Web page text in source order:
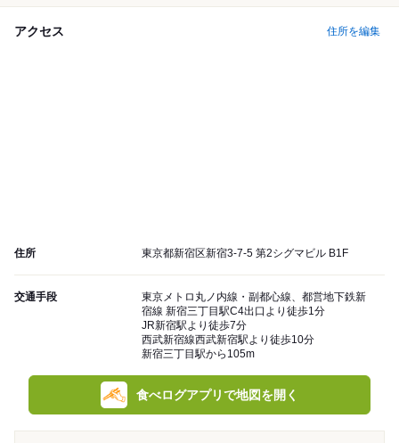
アクセス 住所を編集
住所 東京都新宿区新宿3-7-5 第2シグマビル B1F
交通手段
東京メトロ丸ノ内線・副都心線、都営地下鉄新
宿線 新宿三丁目駅C4出口より徒歩1分
JR新宿駅より徒歩7分
西武新宿線西武新宿駅より徒歩10分
新宿三丁目駅から105m
食べログアプリで地図を開く